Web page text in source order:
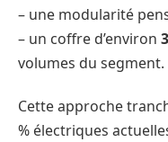
– une modularité
– un coffre d’environ
volumes du segment.
Cette approche
% électriques